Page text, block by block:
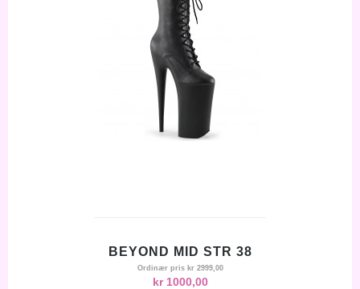
BEYOND MID STR 38
Ordinær pris kr 2999,00
kr 1000,00